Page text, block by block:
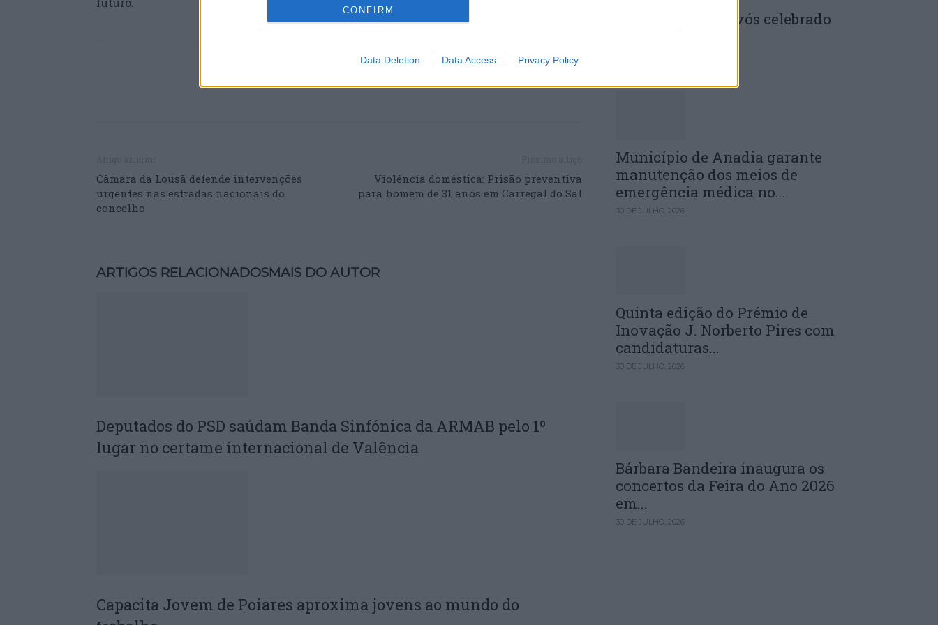
CONFIRM
Data Deletion Data Access Privacy Policy
Câmara da Lousã defende intervenções
urgentes nas estradas nacionais do
concelho
Violência doméstica: Prisão preventiva
para homem de 31 anos em Carregal do Sal
ARTIGOS RELACIONADOSMAIS DO AUTOR
Deputados do PSD saúdam Banda Sinfónica da ARMAB pelo 1º
lugar no certame internacional de Valência
Capacita Jovem de Poiares aproxima jovens ao mundo do
Penela: Dia dos Avós celebrado
em comunidade
Município de Anadia garante
manutenção dos meios de
emergência médica no...
30 DE JULHO, 2026
Quinta edição do Prémio de
Inovação J. Norberto Pires com
candidaturas...
30 DE JULHO, 2026
Bárbara Bandeira inaugura os
concertos da Feira do Ano 2026
em...
30 DE JULHO, 2026